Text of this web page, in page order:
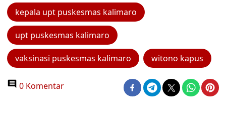
kepala upt puskesmas kalimaro
upt puskesmas kalimaro
vaksinasi puskesmas kalimaro witono kapus
0 Komentar